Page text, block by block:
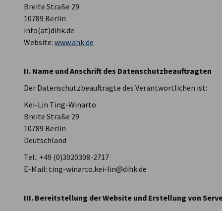
Breite Straße 29
10789 Berlin
info(at)dihk.de
Website: www.ahk.de
II. Name und Anschrift des Datenschutzbeauftragten
Der Datenschutzbeauftragte des Verantwortlichen ist:
Kei-Lin Ting-Winarto
Breite Straße 29
10789 Berlin
Deutschland
Tel.: +49 (0)3020308-2717
E-Mail: ting-winarto.kei-lin@dihk.de
III. Bereitstellung der Website und Erstellung von